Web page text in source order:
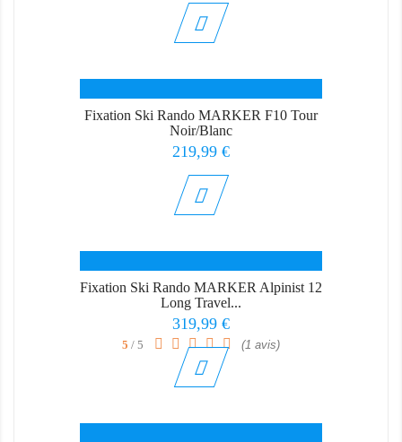
Fixation Ski Rando MARKER F10 Tour
Noir/Blanc
Prix
219,99 €
Fixation Ski Rando MARKER Alpinist 12
Long Travel...
Prix
319,99 €
5 / 5 (1 avis)